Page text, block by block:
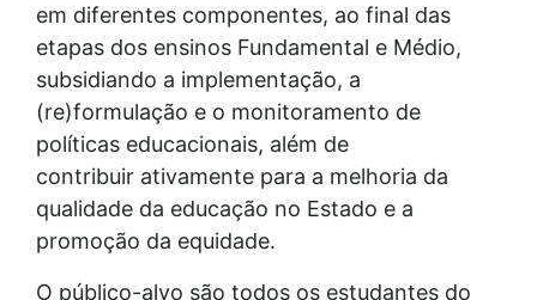
em diferentes componentes, ao final das
etapas dos ensinos Fundamental e Médio,
subsidiando a implementação, a
(re)formulação e o monitoramento de
políticas educacionais, além de
contribuir ativamente para a melhoria da
qualidade da educação no Estado e a
promoção da equidade.
O público-alvo são todos os estudantes do